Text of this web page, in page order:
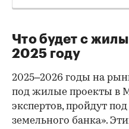
Что будет с
2025 году
2025–2026 годы на
под жилые проекты в
экспертов, пройдут
земельного банка».